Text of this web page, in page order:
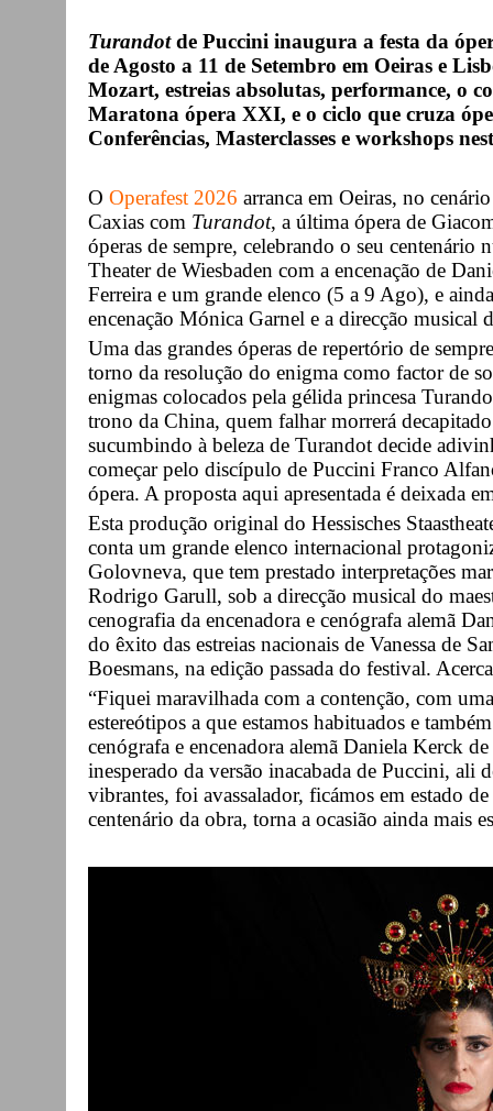
Turandotde Puccini inaugura a festa da
de Agosto a 11 de Setembro em Oeiras e
Mozart, estreias absolutas, performance, o
Maratona ópera XXI, e o ciclo que cruza
Conferências, Masterclasses e workshops
O Operafest 2026 arranca em Oeiras, no
Caxias com Turandot, a última ópera de
óperas de sempre, celebrando o seu centenário
Theater de Wiesbaden com a encenação de
Ferreira e um grande elenco (5 a 9 Ago), e
encenação Mónica Garnel e a direcção
Uma das grandes óperas de repertório de
torno da resolução do enigma como factor de
enigmas colocados pela gélida princesa
trono da China, quem falhar morrerá
sucumbindo à beleza de Turandot decide
começar pelo discípulo de Puccini Franco
ópera. A proposta aqui apresentada é deixada
Esta produção original do Hessisches
conta um grande elenco internacional
Golovneva, que tem prestado interpretações
Rodrigo Garull, sob a direcção musical do
cenografia da encenadora e cenógrafa alemã
do êxito das estreias nacionais de Vanessa de
Boesmans, na edição passada do festival.
“Fiquei maravilhada com a contenção, com
estereótipos a que estamos habituados e
cenógrafa e encenadora alemã Daniela Kerck
inesperado da versão inacabada de Puccini, ali
vibrantes, foi avassalador, ficámos em estado
centenário da obra, torna a ocasião ainda mais